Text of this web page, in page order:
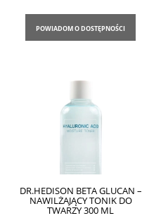
POWIADOM O DOSTĘPNOŚCI
DR.HEDISON BETA GLUCAN –
NAWILŻAJĄCY TONIK DO
TWARZY 300 ML